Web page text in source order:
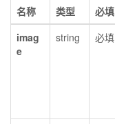
名称 类型 必填
imag
e
string 必填